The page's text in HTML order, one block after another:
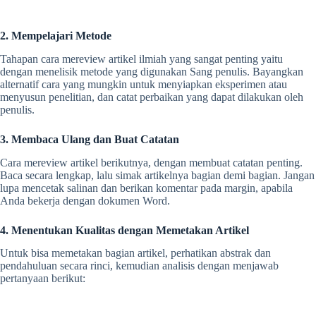
2. Mempelajari Metode
Tahapan cara mereview artikel ilmiah yang sangat penting yaitu
dengan menelisik metode yang digunakan Sang penulis. Bayangkan
alternatif cara yang mungkin untuk menyiapkan eksperimen atau
menyusun penelitian, dan catat perbaikan yang dapat dilakukan oleh
penulis.
3. Membaca Ulang dan Buat Catatan
Cara mereview artikel berikutnya, dengan membuat catatan penting.
Baca secara lengkap, lalu simak artikelnya bagian demi bagian. Jangan
lupa mencetak salinan dan berikan komentar pada margin, apabila
Anda bekerja dengan dokumen Word.
4. Menentukan Kualitas dengan Memetakan Artikel
Untuk bisa memetakan bagian artikel, perhatikan abstrak dan
pendahuluan secara rinci, kemudian analisis dengan menjawab
pertanyaan berikut: